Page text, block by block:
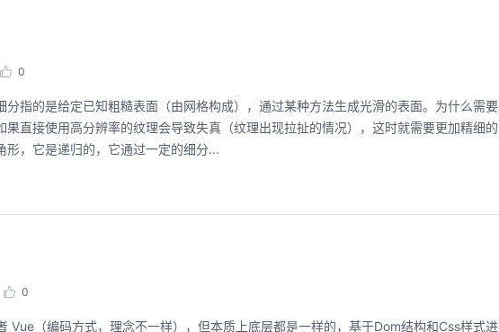
0
指的是给定已知粗糙表面（由网格构成），通过某种方法生成光滑的表面。为什么需要
直接使用高分辨率的纹理会导致失真（纹理出现拉扯的情况），这时就需要更加精细的
，它是递归的，它通过一定的细分...
0
（编码方式，理念不一样），但本质上底层都是一样的，基于Dom结构和Css样式进